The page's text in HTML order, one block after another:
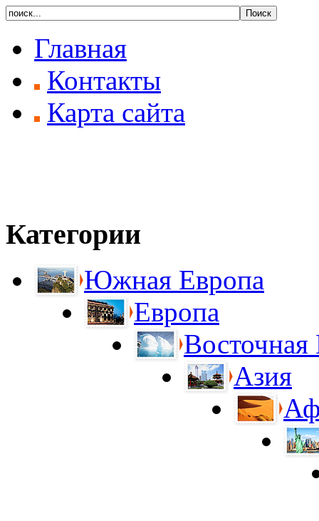
Главная
Контакты
Карта сайта
Категории
Южная Европа
Европа
Восточная
Азия